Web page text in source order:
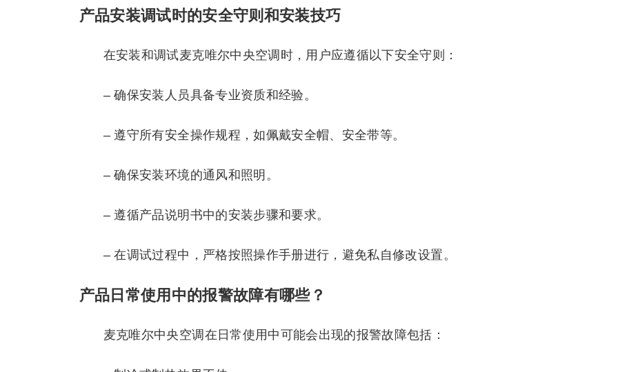
产品安装调试时的安全守则和安装技巧
在安装和调试麦克唯尔中央空调时，用户应遵循以下安全守则：
– 确保安装人员具备专业资质和经验。
– 遵守所有安全操作规程，如佩戴安全帽、安全带等。
– 确保安装环境的通风和照明。
– 遵循产品说明书中的安装步骤和要求。
– 在调试过程中，严格按照操作手册进行，避免私自修改设置。
产品日常使用中的报警故障有哪些？
麦克唯尔中央空调在日常使用中可能会出现的报警故障包括：